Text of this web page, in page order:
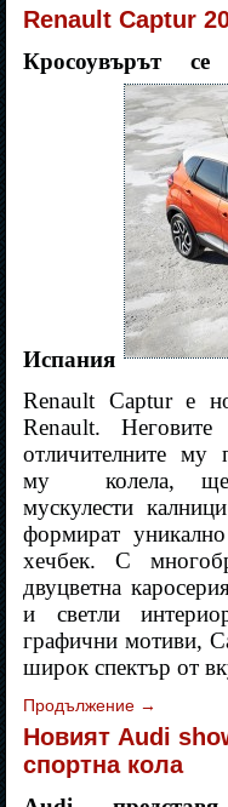
Renault Captur
Кросоувърът
Испания
Renault Captur е
Renault. Неговите
отличителните му
му
колела,
мускулести
формират
хечбек. С
двуцветна
и светли
графични мотиви,
широк спектър от
Продължение →
Новият Audi
спортна кола